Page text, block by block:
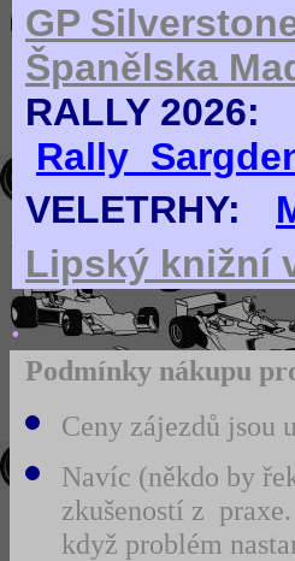
GP
Španělska
RALLY 2026:
VELETRHY:
Lipský knižní
.
Podmínky nákupu
Ceny zájezdů jsou
Navíc (někdo by
zkušeností z
když problém